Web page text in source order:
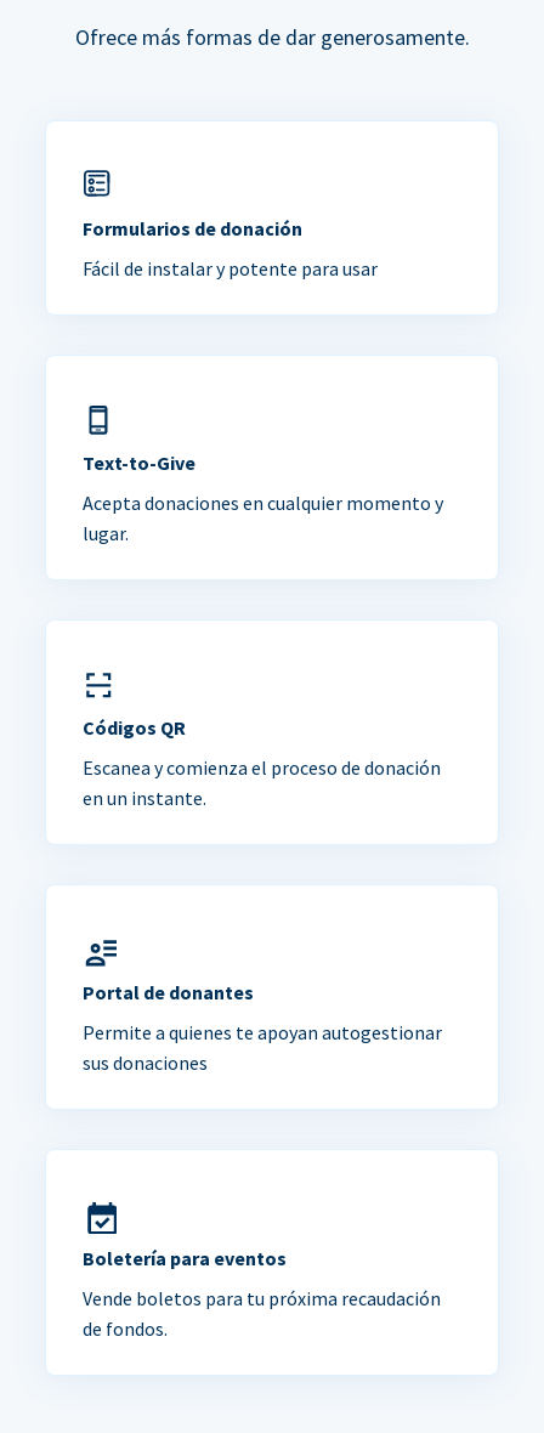
Ofrece más formas de dar generosamente.
Formularios de donación
Fácil de instalar y potente para usar
Text-to-Give
Acepta donaciones en cualquier momento y
lugar.
Códigos QR
Escanea y comienza el proceso de donación
en un instante.
Portal de donantes
Permite a quienes te apoyan autogestionar
sus donaciones
Boletería para eventos
Vende boletos para tu próxima recaudación
de fondos.